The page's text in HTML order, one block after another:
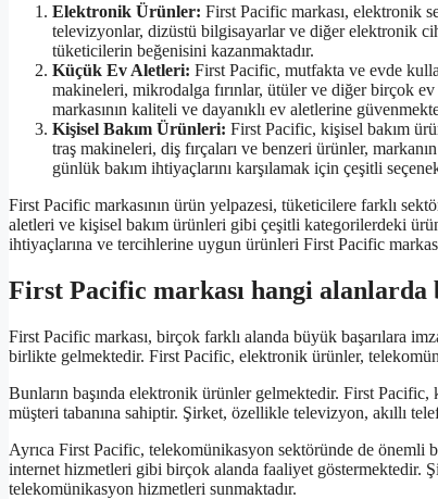
Elektronik Ürünler: First Pacific markası, elektronik
televizyonlar, dizüstü bilgisayarlar ve diğer elektronik
tüketicilerin beğenisini kazanmaktadır.
Küçük Ev Aletleri: First Pacific, mutfakta ve evde
makineleri, mikrodalga fırınlar, ütüler ve diğer birçok
markasının kaliteli ve dayanıklı ev aletlerine
Kişisel Bakım Ürünleri: First Pacific, kişisel bakım
traş makineleri, diş fırçaları ve benzeri ürünler,
günlük bakım ihtiyaçlarını karşılamak için çeşitli
First Pacific markasının ürün yelpazesi, tüketicilere farklı
aletleri ve kişisel bakım ürünleri gibi çeşitli kategorilerdeki
ihtiyaçlarına ve tercihlerine uygun ürünleri First Pacific
First Pacific markası hangi alanlarda
First Pacific markası, birçok farklı alanda büyük başarılara
birlikte gelmektedir. First Pacific, elektronik ürünler,
Bunların başında elektronik ürünler gelmektedir. First
müşteri tabanına sahiptir. Şirket, özellikle televizyon, akıllı
Ayrıca First Pacific, telekomünikasyon sektöründe de
internet hizmetleri gibi birçok alanda faaliyet
telekomünikasyon hizmetleri sunmaktadır.